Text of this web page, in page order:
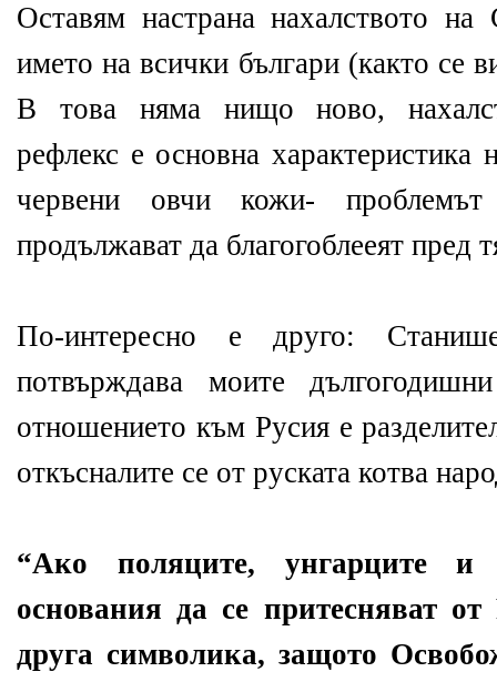
Оставям настрана нахалството
името на всички българи (както се
В това няма нищо ново,
рефлекс е основна
червени овчи кожи-
продължават да благогоблееят пред
По-интересно е друго:
потвърждава моите
отношението към Русия е
откъсналите се от руската котва
“Ако поляците, унгарците и
основания да се притесняват
друга символика, защото